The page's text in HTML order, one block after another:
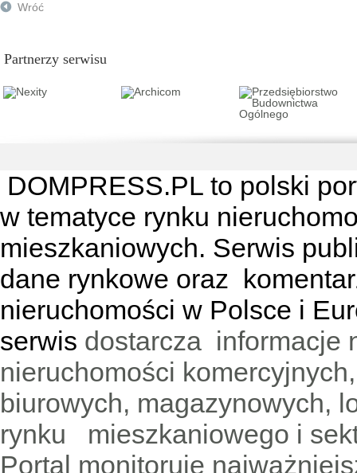
Wróć
Partnerzy serwisu
DOMPRESS.PL to polski
w tematyce rynku
mieszkaniowych. Serwis
dane rynkowe oraz
nieruchomości w Polsce i
serwis dostarcza informacje
nieruchomości
biurowych, magazynowych,
rynku mieszkaniowego i
Portal monitoruje